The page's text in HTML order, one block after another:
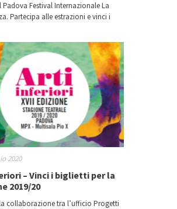
Padova Festival Internazionale La
Partecipa alle estrazioni e vinci i
2020
– Vinci i biglietti per la
2019/20
collaborazione tra l’ufficio Progetti